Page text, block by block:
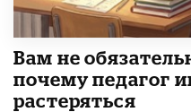
​Вам не
почему педагог
растеряться